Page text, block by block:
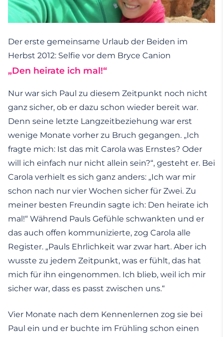
Der erste gemeinsame Urlaub der Beiden im
Herbst 2012: Selfie vor dem Bryce Canion
„Den heirate ich mal!“
Nur war sich Paul zu diesem Zeitpunkt noch nicht
ganz sicher, ob er dazu schon wieder bereit war.
Denn seine letzte Langzeitbeziehung war erst
wenige Monate vorher zu Bruch gegangen. „Ich
fragte mich: Ist das mit Carola was Ernstes? Oder
will ich einfach nur nicht allein sein?“, gesteht er. Bei
Carola verhielt es sich ganz anders: „Ich war mir
schon nach nur vier Wochen sicher für Zwei. Zu
meiner besten Freundin sagte ich: Den heirate ich
mal!“ Während Pauls Gefühle schwankten und er
das auch offen kommunizierte, zog Carola alle
Register. „Pauls Ehrlichkeit war zwar hart. Aber ich
wusste zu jedem Zeitpunkt, was er fühlt, das hat
mich für ihn eingenommen. Ich blieb, weil ich mir
sicher war, dass es passt zwischen uns.“
Vier Monate nach dem Kennenlernen zog sie bei
Paul ein und er buchte im Frühling schon einen